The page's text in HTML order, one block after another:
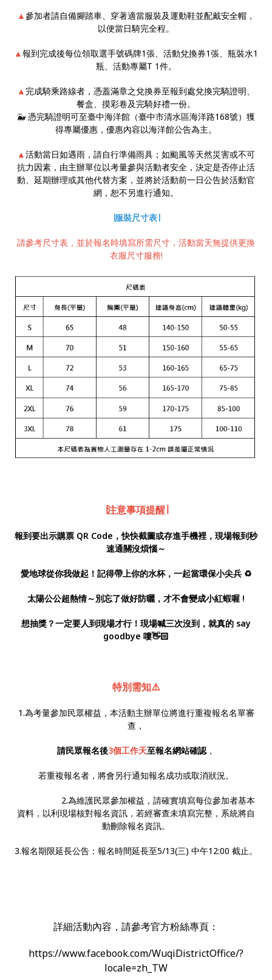
▲參加者請自備腳踏車、穿著適當服裝及運動鞋並配戴安全帽，
以便當日騎完全程。
▲報到完成後每位領取選手號碼牌1張、活動兌換券1張、瓶裝水1
瓶、活動專屬T 1件。
▲ 完成騎乘路線者，憑蓋滿章之兌換券至報到處兌換完騎證明、
餐盒、摸彩卷及完騎好禮一份。
🐳 憑完騎證明可至臺中海洋館（臺中市清水區海洋路168號）獲
得專屬優惠，優惠內容以海洋館公告為主。
▲活動當日如遇雨，請自行準備雨具；如颱風等天然災害或不可
抗力因素，由主辦單位以考量參與活動者安全，決定是否停止活
動、延期辦理或其他代替方案，並將於活動前一日公告於活動官
網，恕不另進行通知。
∣服裝尺寸表∣
請參考尺寸表，並於報名時填寫所需尺寸，活動當天無提供更換
衣服尺寸服務!
∣注意事項提醒∣
報到要出示購票 QR Code，快快截圖或存進手機裡，現場報到秒
速通關沒煩惱～
愛地球從你我做起！記得帶上你的水杯，一起當環保小尖兵 ♻️
太陽公公超熱情～別忘了做好防曬，才不會變成小紅蝦喔 !
想抽獎？一定要人到現場才行！現場喊三次沒到，就真的 say
goodbye 嘍👋🏻
特別需知⚠️
1.為考量參加民眾權益，本活動主辦單位將進行重複報名名單審
查，
請民眾報名後3個工作天至報名網站確認 ，
若重複報名者，將會另行通知報名成功或取消狀況。
2.為維護民眾參加權益，請確實填寫每位參加者基本
資料，以利現場核對報名資訊，若經審查未填寫完整，系統將自
動刪除報名資訊。
3.報名期限延長公告：報名時間延長至5/13(三) 中午12:00 截止。
詳細活動內容，請參考官方粉絲專頁：
https://www.facebook.com/WuqiDistrictOffice/?
locale=zh_TW